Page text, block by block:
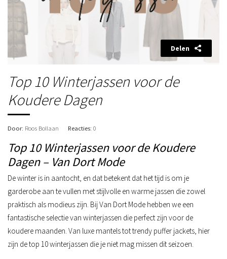
Delen
Top 10 Winterjassen voor de
Koudere Dagen
Door: Roos Bollaan Reacties: 0
Top 10 Winterjassen voor de Koudere
Dagen – Van Dort Mode
De winter is in aantocht, en dat betekent dat het tijd is om je
garderobe aan te vullen met stijlvolle en warme jassen die zowel
praktisch als modieus zijn. Bij Van Dort Mode hebben we een
fantastische selectie van winterjassen die perfect zijn voor de
koudere maanden. Van luxe mantels tot trendy puffer jackets, hier
zijn de top 10 winterjassen die je niet mag missen dit seizoen.